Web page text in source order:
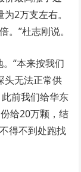
2万支左右。
”杜志刚说。
“本来按我们
头无法正常供
前我们给华东
给20万颗，结
得不到处跑找